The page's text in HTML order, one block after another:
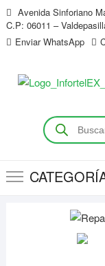
Saltar
al
contenido
Avenida Sinforiano
C.P: 06011 –
Enviar WhatsApp
Búsqueda
de
productos